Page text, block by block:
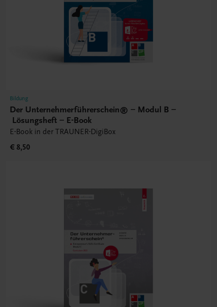
Bildung
Der Unternehmerführerschein® – Modul B –
Lösungsheft – E-Book
E-Book in der TRAUNER-DigiBox
€ 8,50